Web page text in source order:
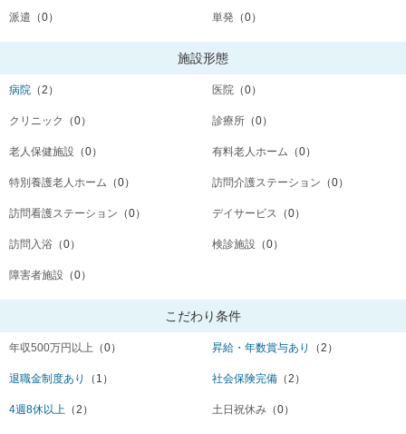
派遣 （0） 単発 （0）
施設形態
病院 （2） 医院 （0）
クリニック （0） 診療所 （0）
老人保健施設 （0） 有料老人ホーム （0）
特別養護老人ホーム （0） 訪問介護ステーション （0）
訪問看護ステーション （0） デイサービス （0）
訪問入浴 （0） 検診施設 （0）
障害者施設 （0）
こだわり条件
年収500万円以上 （0） 昇給・年数賞与あり （2）
退職金制度あり （1） 社会保険完備 （2）
4週8休以上 （2） 土日祝休み （0）